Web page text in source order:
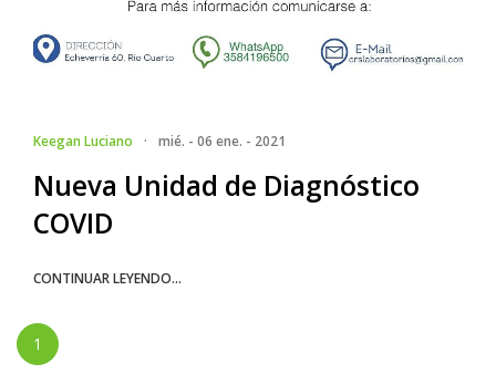
Keegan Luciano · mié. - 06 ene. - 2021
Nueva Unidad de Diagnóstico
COVID
CONTINUAR LEYENDO...
1